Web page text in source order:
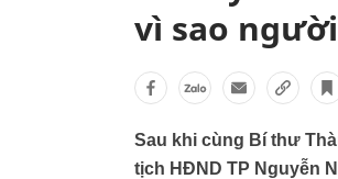
vì sao
Sau khi cùng Bí thư
tịch HĐND TP Nguyễn